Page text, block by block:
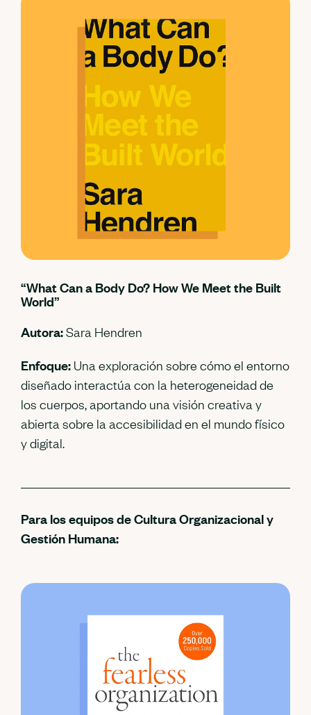
“What Can a Body Do? How We Meet the Built
World”
Autora:Sara Hendren
Enfoque: Una exploración sobre cómo el entorno
diseñado interactúa con la heterogeneidad de
los cuerpos, aportando una visión creativa y
abierta sobre la accesibilidad en el mundo físico
y digital.
Para los equipos de Cultura Organizacional y
Gestión Humana: